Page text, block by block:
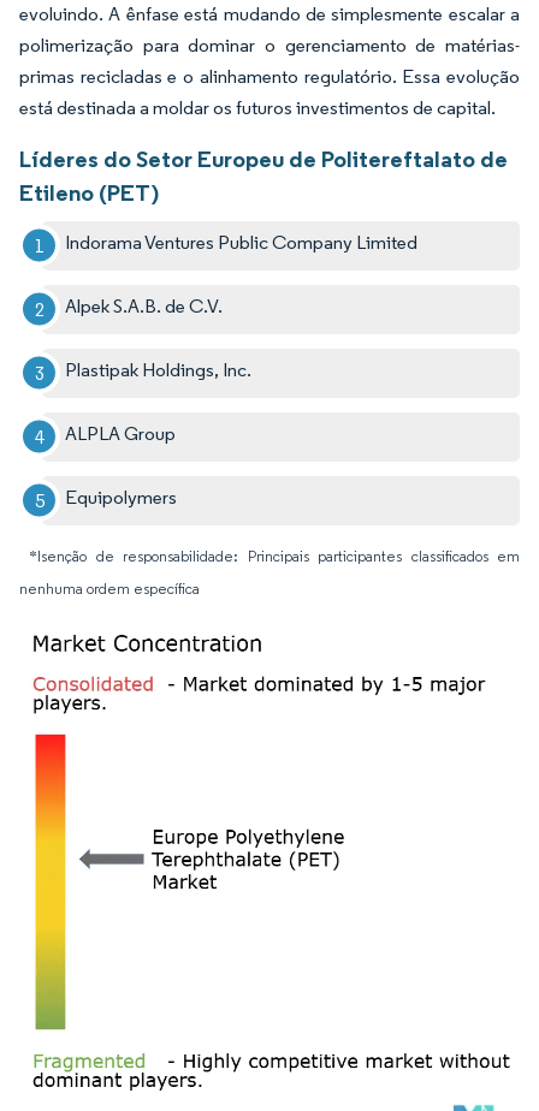
evoluindo. A ênfase está mudando de simplesmente escalar a
polimerização para dominar o gerenciamento de matérias-
primas recicladas e o alinhamento regulatório. Essa evolução
está destinada a moldar os futuros investimentos de capital.
Líderes do Setor Europeu de Politereftalato de
Etileno (PET)
Indorama Ventures Public Company Limited
Alpek S.A.B. de C.V.
Plastipak Holdings, Inc.
ALPLA Group
Equipolymers
*Isenção de responsabilidade: Principais participantes classificados em
nenhuma ordem específica